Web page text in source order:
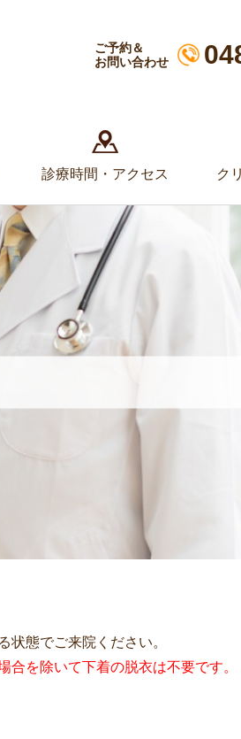
ご予約＆
お問い合わせ
診療時間・アクセス ク
状態でご来院ください。
合を除いて下着の脱衣は不要です。